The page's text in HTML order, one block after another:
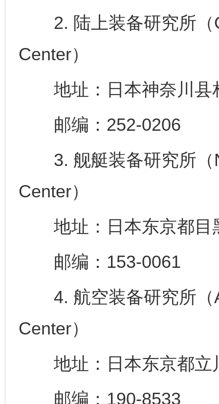
2. 陆上装备研究所（
Center）
地址：日本神奈川县
邮编：252-0206
3. 舰艇装备研究所（
Center）
地址：日本东京都目
邮编：153-0061
4. 航空装备研究所（
Center）
地址：日本东京都立
邮编：190-8533